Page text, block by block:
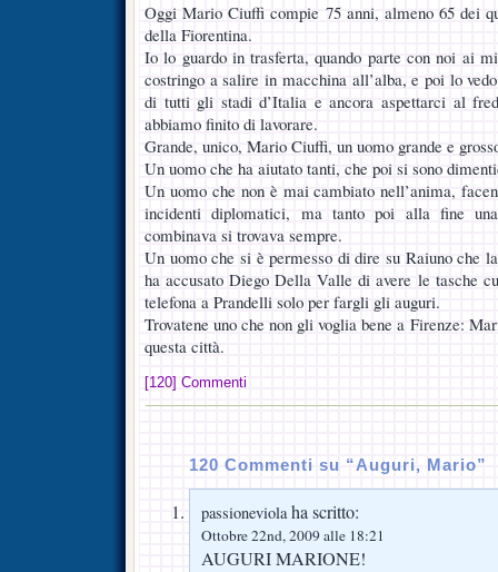
Oggi Mario Ciuffi compie 75 anni, almeno 65 dei
della Fiorentina.
Io lo guardo in trasferta, quando parte con noi ai
costringo a salire in macchina all’alba, e poi lo
di tutti gli stadi d’Italia e ancora aspettarci al
abbiamo finito di lavorare.
Grande, unico, Mario Ciuffi, un uomo grande e
Un uomo che ha aiutato tanti, che poi si sono
Un uomo che non è mai cambiato nell’anima,
incidenti diplomatici, ma tanto poi alla fine
combinava si trovava sempre.
Un uomo che si è permesso di dire su Raiuno che
ha accusato Diego Della Valle di avere le tasche
telefona a Prandelli solo per fargli gli auguri.
Trovatene uno che non gli voglia bene a Firenze:
questa città.
[120] Commenti
120 Commenti su “Auguri, Mario”
passioneviolaha scritto:
Ottobre 22nd, 2009 alle 18:21
AUGURI MARIONE!